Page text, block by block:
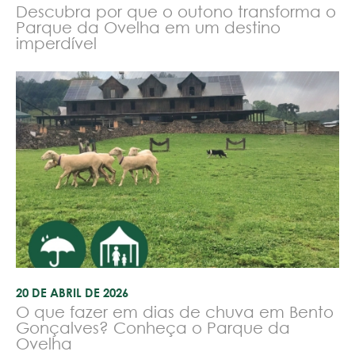
Descubra por que o outono transforma o
Parque da Ovelha em um destino
imperdível
20 DE ABRIL DE 2026
O que fazer em dias de chuva em Bento
Gonçalves? Conheça o Parque da
Ovelha